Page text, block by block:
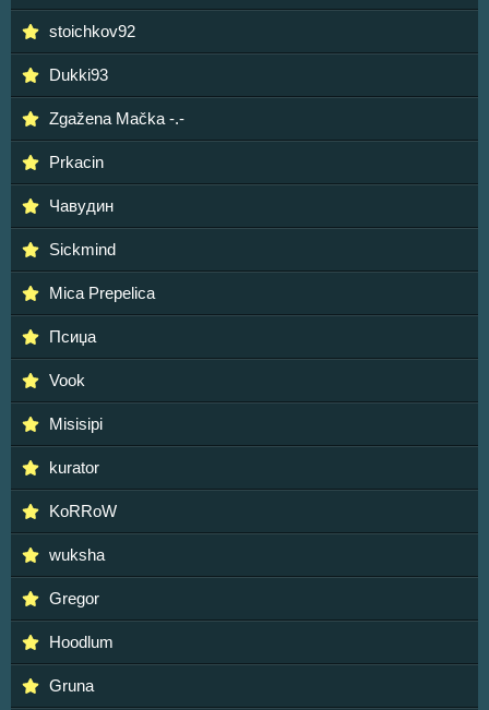
stoichkov92
Dukki93
Zgažena Mačka -.-
Prkacin
Чавудин
Sickmind
Mica Prepelica
Псиџа
Vook
Misisipi
kurator
KoRRoW
wuksha
Gregor
Hoodlum
Gruna